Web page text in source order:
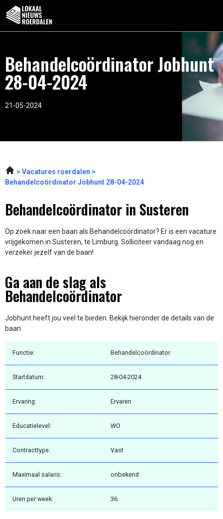
Behandelcoördinator Jobhunt
28-04-2024
21-05-2024
Vacatures roerdalen
Behandelcoördinator Jobhunt 28-04-2024
Behandelcoördinator in Susteren
Op zoek naar een baan als Behandelcoördinator? Er is een vacature
vrijgekomen in Susteren, te Limburg. Solliciteer vandaag nog en
verzeker jezelf van de baan!
Ga aan de slag als
Behandelcoördinator
Jobhunt heeft jou veel te bieden. Bekijk hieronder de details van de
baan
Functie: Behandelcoördinator
Startdatum: 28-04-2024
Ervaring: Ervaren
Educatielevel: WO
Contracttype: Vast
Maximaal salaris: onbekend
Uren per week: 36